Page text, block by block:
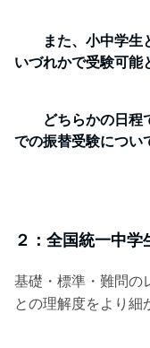
また、小中学生
いづれかで受験可能
どちらかの日程で
での振替受験につい
２：全国統一中学
基礎・標準・難問の
との理解度をより細